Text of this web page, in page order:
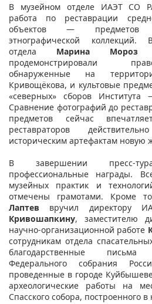
В музейном отделе ИАЭТ СО
работа по реставрации
объектов — предметов
этнографической коллекций.
отдела Марина Мороз
продемонстрировали
обнаруженные на
Кривощёкова, и культовые
«северных» сборов
Сравнение фотографий до
предметов сейчас
реставраторов
историческим артефактам новую
В завершении пресс-
профессиональные награды.
музейных практик и
отмечены грамотами. Кроме
Лаптев вручил
Кривошапкину, заместителю
научно-организационной работе
сотрудникам отдела
благодарственные
Федерального собрания
проведенные в городе
археологические работы на
Спасского собора, построенного в